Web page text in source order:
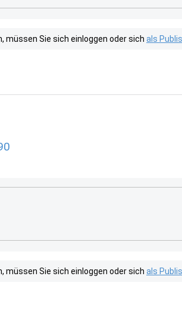
müssen Sie sich einloggen oder sich als
müssen Sie sich einloggen oder sich als